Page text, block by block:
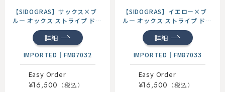
【SIDOGRAS】サックス×ブ
ルー オックス ストライプ ドレ
スシャツ
詳細
IMPORTED ｜ FM87032
Easy Order
¥16,500
【SIDOGRAS】イエロー×ブ
ルー オックス ストライプ ドレ
スシャツ
詳細
IMPORTED ｜ FM87033
Easy Order
¥16,500